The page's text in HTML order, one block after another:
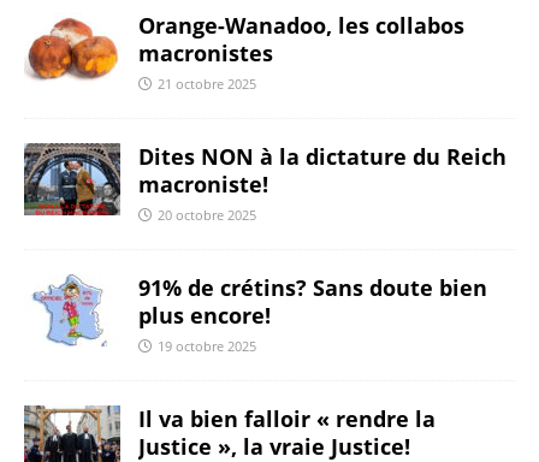
Orange-Wanadoo, les collabos
macronistes
21 octobre 2025
Dites NON à la dictature du Reich
macroniste!
20 octobre 2025
91% de crétins? Sans doute bien
plus encore!
19 octobre 2025
Il va bien falloir « rendre la
Justice », la vraie Justice!